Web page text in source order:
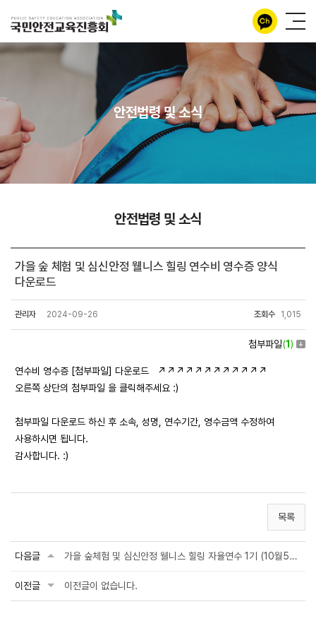
안전법령 및 소식
안전법령 및 소식
가을 숲 체험 및 심신안정 웰니스 힐링 연수비 영수증 양식
다운로드
관리자 2024-09-26 조회수 1,015
첨부파일(1 )
연수비 영수증 [첨부파일] 다운로드 ↗↗↗↗↗↗↗↗↗↗↗↗
오른쪽 상단의 첨부파일 을 클릭해주세요 :)
첨부파일 다운로드 하신 후 소속, 성명, 연수기간, 영수금액 수정하여
사용하시면 됩니다.
감사합니다. :)
목록
다음글 가을 숲체험 및 심신안정 웰니스 힐링 자율연수 1기 (10월5일-10월6일) 공지
이전글 이전글이 없습니다.